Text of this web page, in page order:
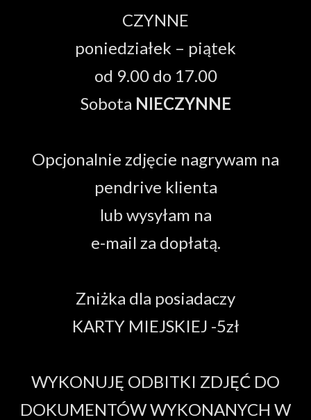
CZYNNE
poniedziałek – piątek
od 9.00 do 17.00
Sobota NIECZYNNE
Opcjonalnie zdjęcie nagrywam na
pendrive klienta
lub wysyłam na
e-mail za dopłatą.
Zniżka dla posiadaczy
KARTY MIEJSKIEJ -5zł
WYKONUJĘ ODBITKI ZDJĘĆ DO
DOKUMENTÓW WYKONANYCH W